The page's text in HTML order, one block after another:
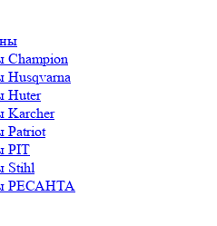
Huter
PIT
Stihl
РЕСАНТА